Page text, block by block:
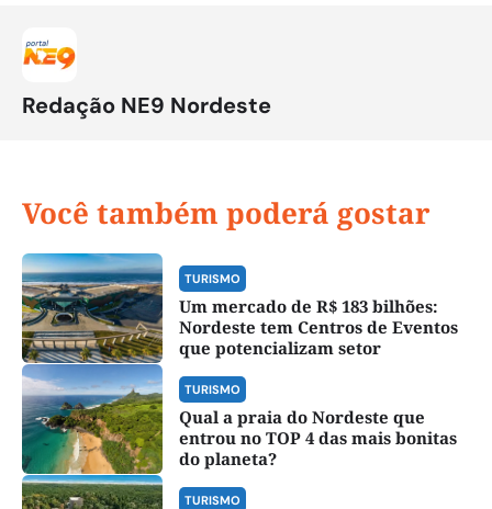
Redação NE9 Nordeste
Você também poderá gostar
TURISMO
Um mercado de R$ 183 bilhões:
Nordeste tem Centros de Eventos
que potencializam setor
TURISMO
Qual a praia do Nordeste que
entrou no TOP 4 das mais bonitas
do planeta?
TURISMO